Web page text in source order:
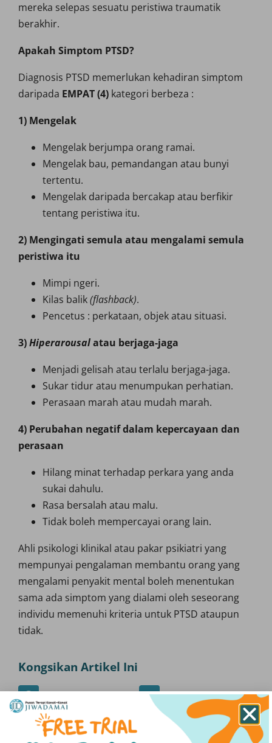
mereka selepas sesuatu peristiwa traumatik
berakhir.
Apakah Simptom PTSD?
Diagnosis PTSD memerlukan kehadiran simptom
daripada EMPAT (4) kategori berbeza :
1) Mengelak
Mengelak berjumpa orang ramai.
Mengelak bau, pemandangan atau bunyi
tertentu.
Mengelak daripada bercakap atau berfikir
tentang peristiwa itu.
2) Mengingati semula atau mengalami semula
peristiwa itu
Mimpi ngeri.
Kilas balik(flashback).
Pencetus : perkataan, objek atau situasi.
3)Hiperarousalatau berjaga-jaga
Menjadi gelisah atau terlalu berjaga-jaga.
Sukar tidur atau menumpukan perhatian.
Perasaan marah atau mudah marah.
4) Perubahan negatif dalam kepercayaan dan
perasaan
Hilang minat terhadap perkara yang anda
sukai dahulu.
Rasa bersalah atau malu.
Tidak boleh mempercayai orang lain.
Ahli psikologi klinikal atau pakar psikiatri yang
mempunyai pengalaman membantu orang yang
mengalami penyakit mental boleh menentukan
sama ada simptom yang dialami oleh seseorang
individu memenuhi kriteria untuk PTSD ataupun
tidak.
Kongsikan Artikel Ini
Twitter
WhatsApp